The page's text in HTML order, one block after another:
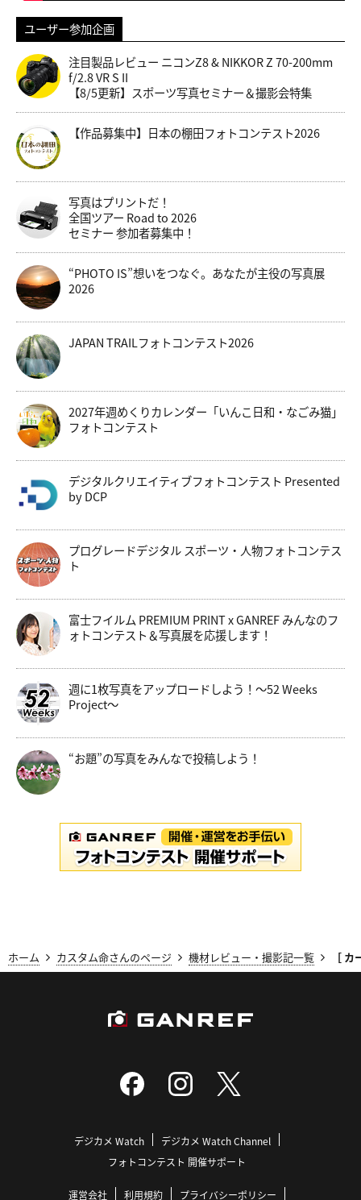
ユーザー参加企画
注目製品レビュー ニコンZ8 & NIKKOR Z 70-200mm
f/2.8 VR S II
【8/5更新】スポーツ写真セミナー＆撮影会特集
【作品募集中】日本の棚田フォトコンテスト2026
写真はプリントだ！
全国ツアー Road to 2026
セミナー 参加者募集中！
“PHOTO IS”想いをつなぐ。あなたが主役の写真展
2026
JAPAN TRAILフォトコンテスト2026
2027年週めくりカレンダー「いんこ日和・なごみ猫」
フォトコンテスト
デジタルクリエイティブフォトコンテスト Presented
by DCP
プログレードデジタル スポーツ・人物フォトコンテス
ト
富士フイルム PREMIUM PRINT x GANREF みんなのフ
ォトコンテスト＆写真展を応援します！
週に1枚写真をアップロードしよう！～52 Weeks
Project～
“お題”の写真をみんなで投稿しよう！
ホーム カスタム命さんのページ 機材レビュー・撮影記一覧 ［
デジカメ Watch
デジカメ Watch Channel
フォトコンテスト 開催サポート
運営会社 利用規約 プライバシーポリシー